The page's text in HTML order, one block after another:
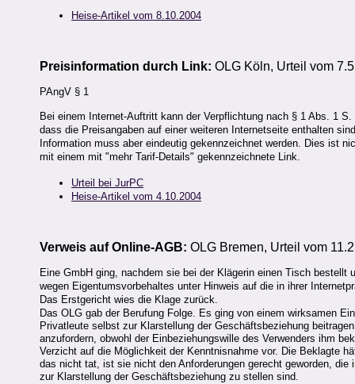
Heise-Artikel vom 8.10.2004
Preisinformation durch Link: OLG Köln, Urteil vom
PAngV § 1
Bei einem Internet-Auftritt kann der Verpflichtung nach § 1 Abs. 1
dass die Preisangaben auf einer weiteren Internetseite enthalten
Information muss aber eindeutig gekennzeichnet werden. Dies ist
mit einem mit "mehr Tarif-Details" gekennzeichnete Link.
Urteil bei JurPC
Heise-Artikel vom 4.10.2004
Verweis auf Online-AGB: OLG Bremen, Urteil vom
Eine GmbH ging, nachdem sie bei der Klägerin einen Tisch
wegen Eigentumsvorbehaltes unter Hinweis auf die in ihrer
Das Erstgericht wies die Klage zurück.
Das OLG gab der Berufung Folge. Es ging von einem wirksamen
Privatleute selbst zur Klarstellung der Geschäftsbeziehung
anzufordern, obwohl der Einbeziehungswille des Verwenders ihm
Verzicht auf die Möglichkeit der Kenntnisnahme vor. Die Beklagte
das nicht tat, ist sie nicht den Anforderungen gerecht geworden,
zur Klarstellung der Geschäftsbeziehung zu stellen sind.